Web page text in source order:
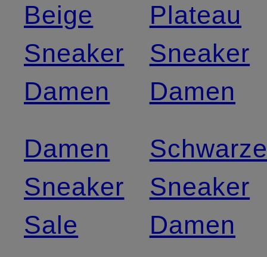
Beige
Sneaker
Damen
Damen
Sneaker
Sale
Plateau
Sneaker
Damen
Sneaker
Damen